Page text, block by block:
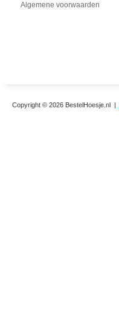
Algemene voorwaarden
Copyright © 2026 BestelHoesje.nl |